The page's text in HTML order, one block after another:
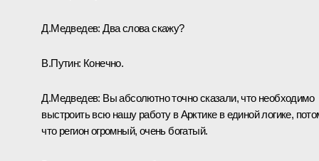
Д.Медведев: Два слова скажу?
В.Путин: Конечно.
Д.Медведев: Вы абсолютно точно сказали, что необходимо
выстроить всю нашу работу в Арктике в единой логике,
что регион огромный, очень богатый.